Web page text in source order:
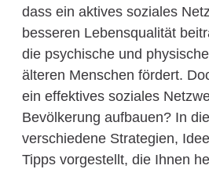
dass ein aktives soziales
besseren Lebensqualität
die psychische und
älteren Menschen fördert.
ein effektives soziales
Bevölkerung aufbauen? In
verschiedene Strategien,
Tipps vorgestellt, die Ihnen